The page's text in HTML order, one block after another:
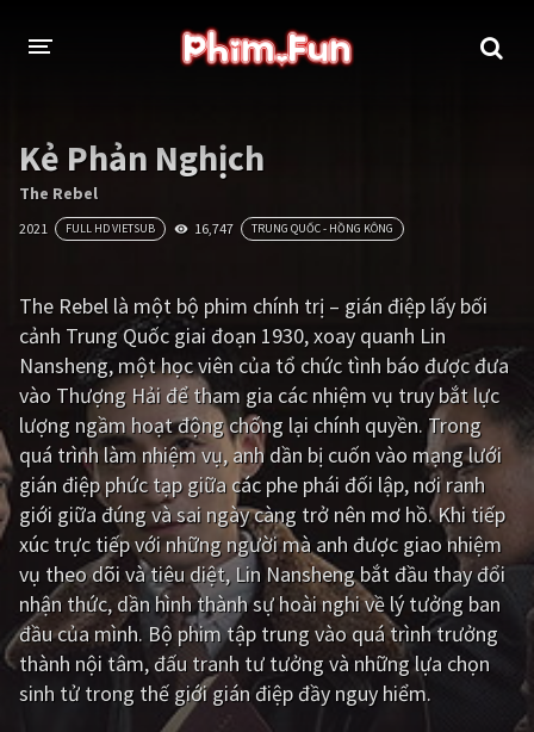
THỂ LOẠI
Thần thoại - Cổ trang
Tâm lý Chiến tranh
Kinh dị Tội phạm - Hình sự
Phiêu lưu Hài hước
Viễn tưởng Khoa học - Tài liệu
Hoạt hình Thể thao
Tình cảm - Lãng mạn Kỳ ảo
Giật gân Gia đình
Bí ẩn Lịch sử
Viễn Tây Tiểu sử
Kẻ Phản Nghịch
The Rebel
2021 FULL HD VIETSUB 16,747 TRUNG QUỐC - HỒNG KÔNG
The Rebel là một bộ phim chính trị – gián điệp lấy bối
cảnh Trung Quốc giai đoạn 1930, xoay quanh Lin
Nansheng, một học viên của tổ chức tình báo được đưa
vào Thượng Hải để tham gia các nhiệm vụ truy bắt lực
lượng ngầm hoạt động chống lại chính quyền. Trong
quá trình làm nhiệm vụ, anh dần bị cuốn vào mạng lưới
gián điệp phức tạp giữa các phe phái đối lập, nơi ranh
giới giữa đúng và sai ngày càng trở nên mơ hồ. Khi tiếp
xúc trực tiếp với những người mà anh được giao nhiệm
vụ theo dõi và tiêu diệt, Lin Nansheng bắt đầu thay đổi
nhận thức, dần hình thành sự hoài nghi về lý tưởng ban
đầu của mình. Bộ phim tập trung vào quá trình trưởng
thành nội tâm, đấu tranh tư tưởng và những lựa chọn
sinh tử trong thế giới gián điệp đầy nguy hiểm.